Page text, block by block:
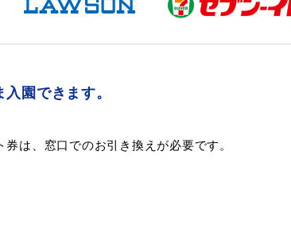
園できます。
は、窓口でのお引き換えが必要です。